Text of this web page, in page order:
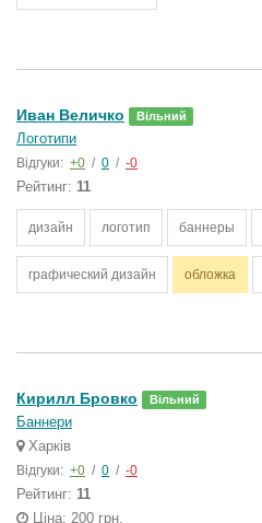
Иван Величко Вільний
Логотипи
Відгуки: +0 / 0 / -0
Рейтинг: 11
дизайн логотип баннеры
графический дизайн обложка
Кирилл Бровко Вільний
Баннери
Харків
Відгуки: +0 / 0 / -0
Рейтинг: 11
Ціна: 200 грн.